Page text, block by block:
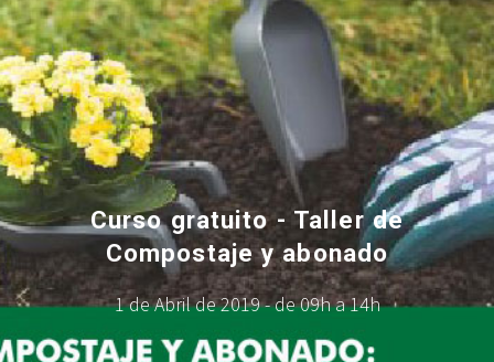
Curso gratuito - Taller de
Compostaje y abonado
1 de Abril de 2019 - de 09h a 14h